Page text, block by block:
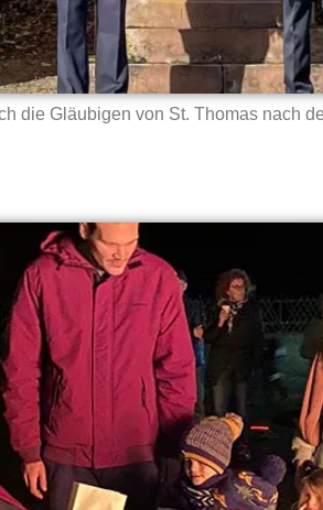
die Gläubigen von St. Thomas nach